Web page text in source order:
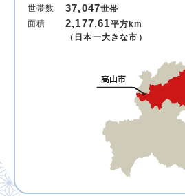
世帯数
37,047世帯
面積
2,177.61平方km
（日本一大きな市）